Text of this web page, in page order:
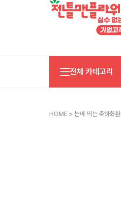
전체 카테고리
HOME > 눈에 띄는 축하화환